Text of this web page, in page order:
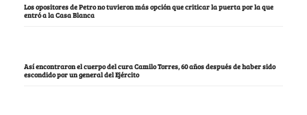
Los opositores de Petro no tuvieron más opción que criticar la puerta por la que
entró a la Casa Blanca
Así encontraron el cuerpo del cura Camilo Torres, 60 años después de haber sido
escondido por un general del Ejército